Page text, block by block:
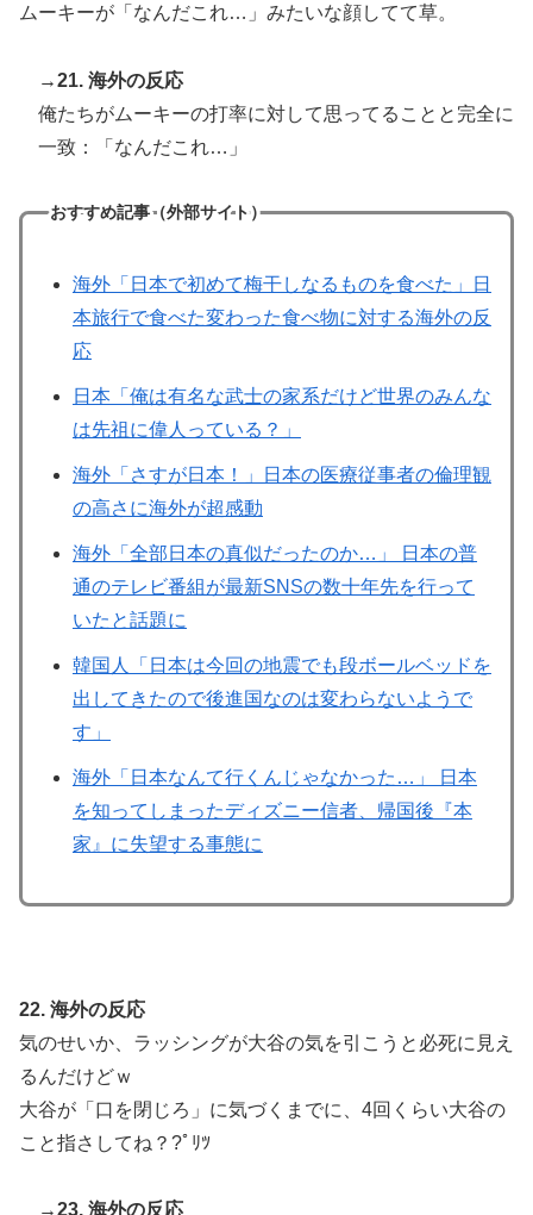
ムーキーが「なんだこれ…」みたいな顔してて草。
→21. 海外の反応
俺たちがムーキーの打率に対して思ってることと完全に
一致：「なんだこれ…」
おすすめ記事（外部サイト）
海外「日本で初めて梅干しなるものを食べた」日
本旅行で食べた変わった食べ物に対する海外の反
応
日本「俺は有名な武士の家系だけど世界のみんな
は先祖に偉人っている？」
海外「さすが日本！」日本の医療従事者の倫理観
の高さに海外が超感動
海外「全部日本の真似だったのか…」 日本の普
通のテレビ番組が最新SNSの数十年先を行って
いたと話題に
韓国人「日本は今回の地震でも段ボールベッドを
出してきたので後進国なのは変わらないようで
す」
海外「日本なんて行くんじゃなかった…」 日本
を知ってしまったディズニー信者、帰国後『本
家』に失望する事態に
22. 海外の反応
気のせいか、ラッシングが大谷の気を引こうと必死に見え
るんだけどｗ
大谷が「口を閉じろ」に気づくまでに、4回くらい大谷の
こと指さしてね？?￰ﾟﾘﾂ
→23. 海外の反応